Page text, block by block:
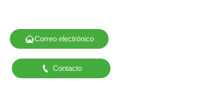
Correo electrónico
 Contacto